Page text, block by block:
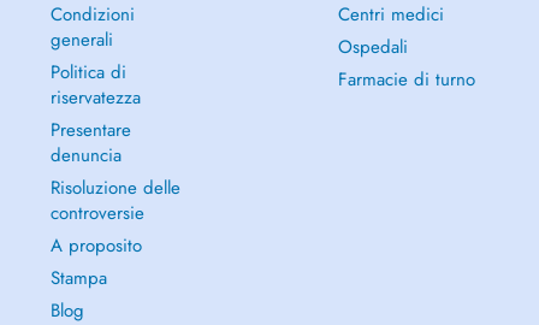
Condizioni
generali
Politica di
riservatezza
Presentare
denuncia
Risoluzione delle
controversie
A proposito
Stampa
Blog
Centri medici
Ospedali
Farmacie di turno